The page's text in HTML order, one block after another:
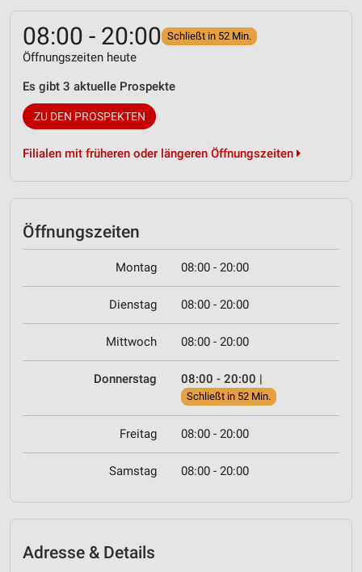
08:00 - 20:00 Schließt in 52 Min.
Öffnungszeiten heute
Es gibt 3 aktuelle Prospekte
ZU DEN PROSPEKTEN
Filialen mit früheren oder längeren Öffnungszeiten
Öffnungszeiten
Montag 08:00 - 20:00
Dienstag 08:00 - 20:00
Mittwoch 08:00 - 20:00
Donnerstag 08:00 - 20:00 |
Schließt in 52 Min.
Freitag 08:00 - 20:00
Samstag 08:00 - 20:00
Adresse & Details